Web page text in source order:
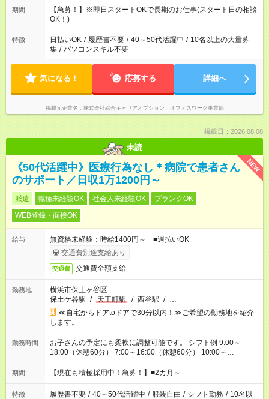
期間
【急募！】※即日スタートOKで長期のお仕事(スタート日の相談
OK！)
特徴 日払いOK / 履歴書不要 / 40～50代活躍中 / 10名以上の大量募
集 / パソコンスキル不要
気になる！ 応募する 詳細へ
掲載元企業名 株式会社綜合キャリアオプション オフィスワーク事業部
掲載日：2026.08.08
未読
NEW
《50代活躍中》医療行為なし＊病院で患者さん
のサポート／日収1万1200円～
派遣 職種未経験OK 社会人未経験OK
ブランクOK
WEB登録・面接OK
給与
無資格未経験：時給1400円～ ■週払いOK
交通費別途支給あり
交通費 交通費全額支給
勤務地
横浜市保土ヶ谷区
保土ケ谷駅 / 天王町駅 / 西谷駅 / …
≪自宅からドアtoドアで30分以内！≫ご希望の勤務地を紹介
します。
勤務時間
お子さんの予定にも柔軟に調整可能です。 シフト例 9:00～
18:00（休憩60分） 7:00～16:00（休憩60分） 10:00～
19:00（休憩60分） ※Wワーク希望の方へ 今ご覧のお仕事で希
望する勤務時間と、もう1つのお仕事の勤務時間の合計が 週40
期間 【現在も積極採用中！急募！】■2カ月～
特徴 履歴書不要 / 40～50代活躍中 / 服装自由 / シフト勤務 / 10名以